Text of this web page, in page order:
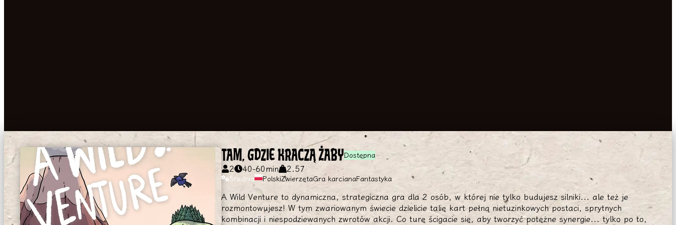
TAM, GDZIE KRACZĄ ŻABYDostępna
2 40-60min 2.57
Średnia PolskiZwierzętaGra karcianaFantastyka
A Wild Venture to dynamiczna, strategiczna gra dla 2 osób, w której nie tylko budujesz silniki... ale też je
rozmontowujesz! W tym zwariowanym świecie dzielicie talię kart pełną nietuzinkowych postaci, sprytnych
kombinacji i niespodziewanych zwrotów akcji. Co turę ścigacie się, aby tworzyć potężne synergie... tylko po to,